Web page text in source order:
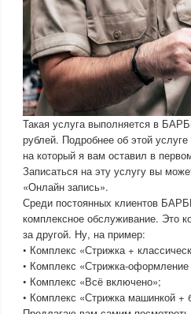
Такая услуга выполняется в
рублей. Подробнее об этой
на который я вам оставил в
Записаться на эту услугу вы
«Онлайн запись».
Среди постоянных клиентов
комплексное обслуживание. Это
за другой. Ну, на пример:
• Комплекс «Стрижка +
• Комплекс «Стрижка-
• Комплекс «Всё включено»;
• Комплекс «Стрижка машинкой +